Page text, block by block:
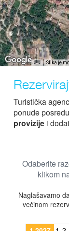
Slika je
Turistička
ponude
provizije i
Odaberite
klikom
Naglašavamo
večinom